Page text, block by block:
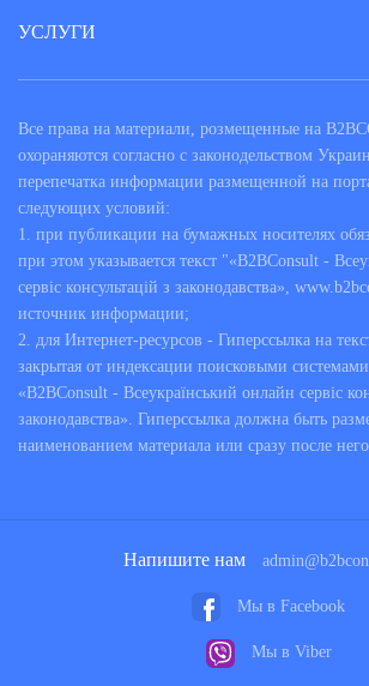
УСЛУГИ
Все права на материали, розмещенные на
охораняются согласно с законодельством
перепечатка информации размещенной на
следующих условий:
1. при публикации на бумажных носителях
при этом указывается текст "«B2BConsult -
сервіс консультацій з законодавства»,
источник информации;
2. для Интернет-ресурсов - Гиперссылка на
закрытая от индексации поисковыми
«B2BConsult - Всеукраїнський онлайн сервіс
законодавства». Гиперссылка должна быть
наименованием материала или сразу после него.
Напишите нам
Мы в Facebook
Мы в Viber